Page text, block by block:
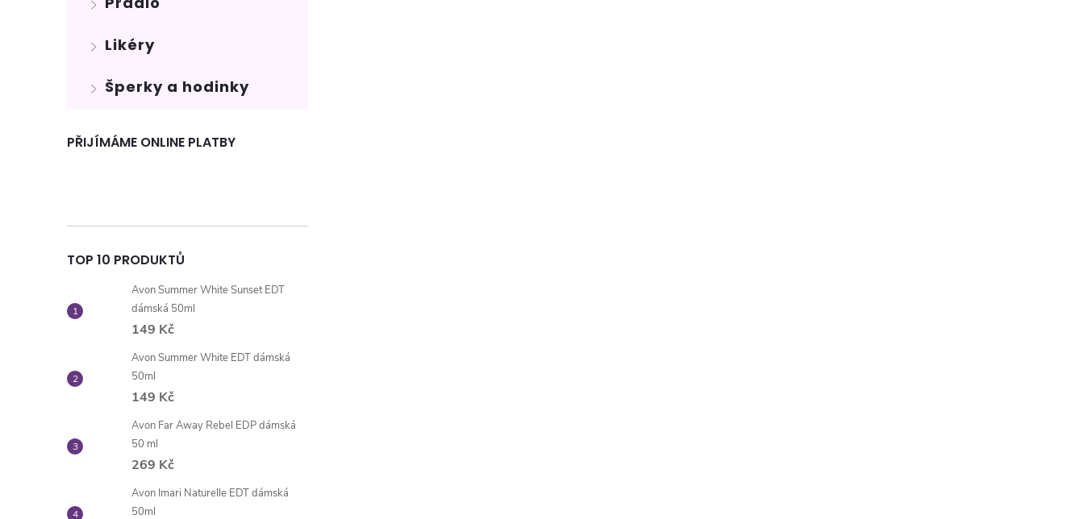
Likéry
Šperky a hodinky
PŘIJÍMÁME ONLINE PLATBY
TOP 10 PRODUKTŮ
Avon Summer White Sunset EDT
dámská 50ml
149 Kč
Avon Summer White EDT dámská
50ml
149 Kč
Avon Far Away Rebel EDP dámská
50 ml
269 Kč
Avon Imari Naturelle EDT dámská
50ml